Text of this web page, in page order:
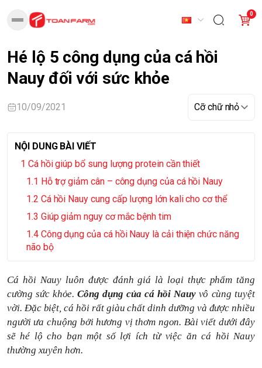
0
Hé lộ 5 công dụng của cá hồi
Nauy đối với sức khỏe
10/09/2021
NỘI DUNG BÀI VIẾT
Cá hồi giúp bổ sung lượng protein cần thiết
Hỗ trợ giảm cân – công dụng của cá hồi Nauy
Cá hồi Nauy cung cấp lượng lớn kali cho cơ thể
Giúp giảm nguy cơ mắc bệnh tim
Công dụng của cá hồi Nauy là cải thiện chức năng
não bộ
Cá hồi Nauy luôn được đánh giá là loại thực phẩm tăng
cường sức khỏe.Công dụng của cá hồi Nauyvô cùng tuyệt
vời. Đặc biệt, cá hồi rất giàu chất dinh dưỡng và được nhiều
người ưa chuộng bởi hương vị thơm ngon. Bài viết dưới đây
sẽ hé lộ cho bạn một số lợi ích từ việc ăn cá hồi Nauy
thường xuyên hơn.